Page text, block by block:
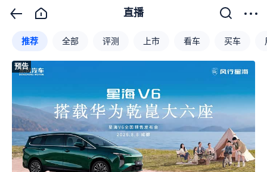
直播
推荐 全部 评测 上市 看车 买车
预告
华为乾崑大六座星海V6全国预售发布会
今天 19:30 / 1人关注